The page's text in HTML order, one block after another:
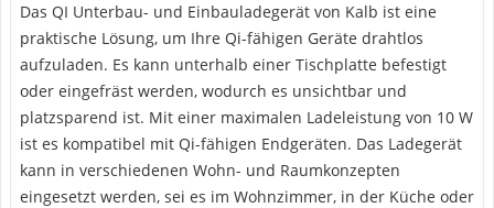
Das QI Unterbau- und Einbauladegerät von Kalb ist eine
praktische Lösung, um Ihre Qi-fähigen Geräte drahtlos
aufzuladen. Es kann unterhalb einer Tischplatte befestigt
oder eingefräst werden, wodurch es unsichtbar und
platzsparend ist. Mit einer maximalen Ladeleistung von 10 W
ist es kompatibel mit Qi-fähigen Endgeräten. Das Ladegerät
kann in verschiedenen Wohn- und Raumkonzepten
eingesetzt werden, sei es im Wohnzimmer, in der Küche oder